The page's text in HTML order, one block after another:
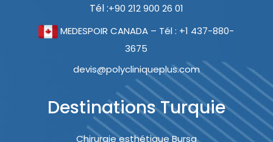
Tél :+90 212 900 26 01
MEDESPOIR CANADA – Tél : +1 437-880-
3675
devis@polycliniqueplus.com
Destinations Turquie
Chirurgie esthétique Bursa